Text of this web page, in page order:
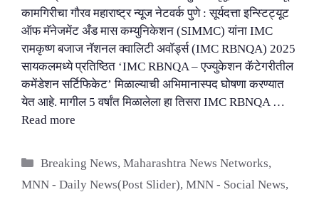
कामगिरीचा गौरव महाराष्ट्र न्यूज नेटवर्क पुणे : सूर्यदत्ता इन्स्टिट्यूट
ऑफ मॅनेजमेंट अँड मास कम्युनिकेशन (SIMMC) यांना IMC
रामकृष्ण बजाज नॅशनल क्वालिटी अवॉर्ड्स (IMC RBNQA) 2025
सायकलमध्ये प्रतिष्ठित ‘IMC RBNQA – एज्युकेशन कॅटेगरीतील
कमेंडेशन सर्टिफिकेट’ मिळाल्याची अभिमानास्पद घोषणा करण्यात
येत आहे. मागील 5 वर्षांत मिळालेला हा तिसरा IMC RBNQA …
Read more
Categories
Breaking News,Maharashtra News Networks,
MNN - Daily News(Post Slider), MNN - Social News,